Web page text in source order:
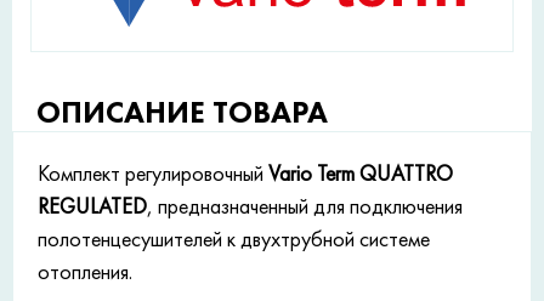
ОПИСАНИЕ ТОВАРА
Комплект регулировочный Vario Term QUATTRO
REGULATED, предназначенный для подключения
полотенцесушителей к двухтрубной системе
отопления.